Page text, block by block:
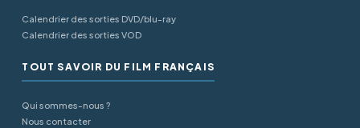
Calendrier des sorties DVD/blu-ray
Calendrier des sorties VOD
TOUT SAVOIR DU FILM FRANÇAIS
Qui sommes-nous ?
Nous contacter